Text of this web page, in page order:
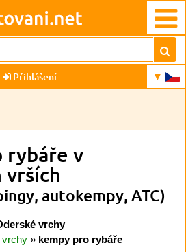
Přihlášení
rybáře v
vrších
autokempy, ATC)
vrchy
vrchy » kempy pro rybáře